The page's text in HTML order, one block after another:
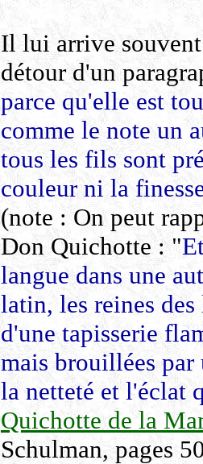
Il lui arrive
détour d'un
parce qu'elle est
comme le note un
tous les fils sont
couleur ni la
(note : On peut
Don Quichotte : "
langue dans une
latin, les reines
d'une tapisserie
mais brouillées
la netteté et l'éclat
Quichotte de la
Schulman, pages